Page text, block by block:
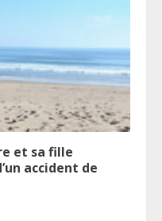
et sa fille
accident de